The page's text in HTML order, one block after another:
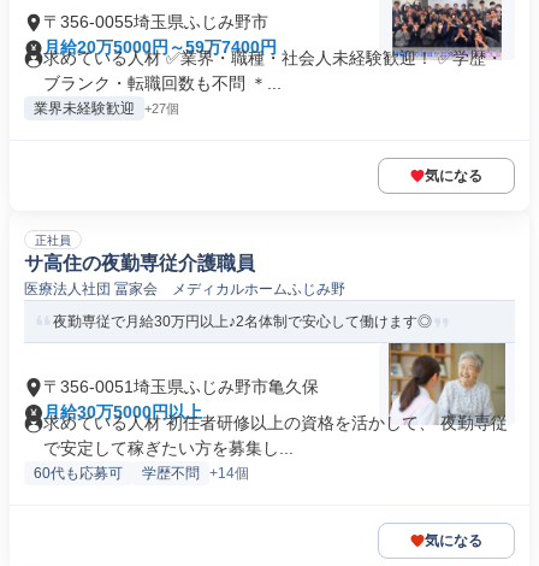
〒356-0055埼玉県ふじみ野市
月給20万5000円～59万7400円
求めている人材 ✅業界・職種・社会人未経験歓迎！ ✅学歴・
ブランク・転職回数も不問 ＊...
業界未経験歓迎 +27個
気になる
正社員
サ高住の夜勤専従介護職員
医療法人社団 冨家会 メディカルホームふじみ野
夜勤専従で月給30万円以上♪2名体制で安心して働けます◎
〒356-0051埼玉県ふじみ野市亀久保
月給30万5000円以上
求めている人材 初任者研修以上の資格を活かして、 夜勤専従
で安定して稼ぎたい方を募集し...
60代も応募可 学歴不問 +14個
気になる